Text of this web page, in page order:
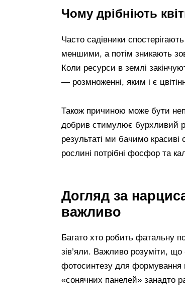
Чому дрібніють
Часто садівники
меншими, а потім зникають
Коли ресурси в землі
— розмноженні, яким і є
Також причиною може бути
добрив стимулює бурхливий
результаті ми бачимо красиві
рослині потрібні фосфор та
Догляд за
важливо
Багато хто робить фатальну
зів’яли. Важливо розуміти,
фотосинтезу для формування
«сонячних панелей» занадто